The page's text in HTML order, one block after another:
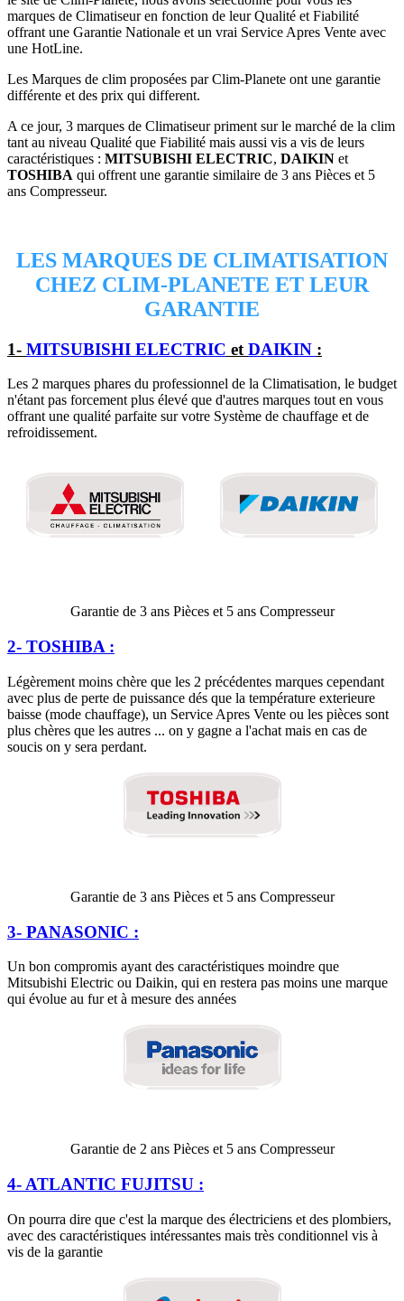
marques de Climatiseur en fonction de leur Qualité et Fiabilité
offrant une Garantie Nationale et un vrai Service Apres Vente avec
une HotLine.
Les Marques de clim proposées par Clim-Planete ont une garantie
différente et des prix qui different.
A ce jour, 3 marques de Climatiseur priment sur le marché de la clim
tant au niveau Qualité que Fiabilité mais aussi vis a vis de leurs
caractéristiques : MITSUBISHI ELECTRIC, DAIKIN et
TOSHIBA qui offrent une garantie similaire de 3 ans Pièces et 5
ans Compresseur.
LES MARQUES DE CLIMATISATION
CHEZ CLIM-PLANETE ET LEUR
GARANTIE
1- MITSUBISHI ELECTRIC et DAIKIN :
Les 2 marques phares du professionnel de la Climatisation, le budget
n'étant pas forcement plus élevé que d'autres marques tout en vous
offrant une qualité parfaite sur votre Système de chauffage et de
refroidissement.
Garantie de 3 ans Pièces et 5 ans Compresseur
2- TOSHIBA :
Légèrement moins chère que les 2 précédentes marques cependant
avec plus de perte de puissance dés que la température exterieure
baisse (mode chauffage), un Service Apres Vente ou les pièces sont
plus chères que les autres ... on y gagne a l'achat mais en cas de
soucis on y sera perdant.
Garantie de 3 ans Pièces et 5 ans Compresseur
3- PANASONIC :
Un bon compromis ayant des caractéristiques moindre que
Mitsubishi Electric ou Daikin, qui en restera pas moins une marque
qui évolue au fur et à mesure des années
Garantie de 2 ans Pièces et 5 ans Compresseur
4- ATLANTIC FUJITSU :
On pourra dire que c'est la marque des électriciens et des plombiers,
avec des caractéristiques intéressantes mais très conditionnel vis à
vis de la garantie